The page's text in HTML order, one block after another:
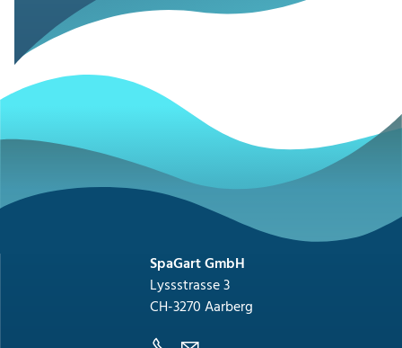
SpaGart GmbH
Lyssstrasse 3
CH-3270 Aarberg